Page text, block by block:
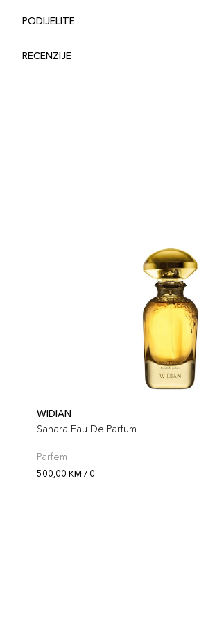
PODIJELITE
RECENZIJE
WIDIAN
Sahara Eau De Parfum
Parfem
500,00 KM / 0